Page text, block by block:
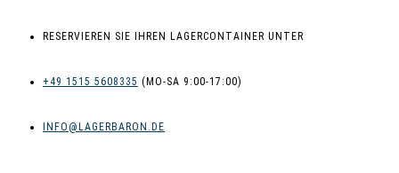
RESERVIEREN SIE IHREN LAGERCONTAINER UNTER
+49 1515 5608335
INFO@LAGERBARON.DE